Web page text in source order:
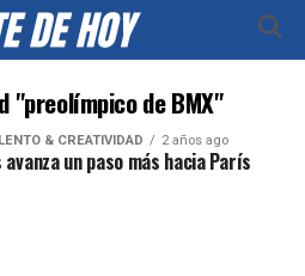
"preolímpico de BMX"
& CREATIVIDAD 2 años ago
avanza un paso más hacia París